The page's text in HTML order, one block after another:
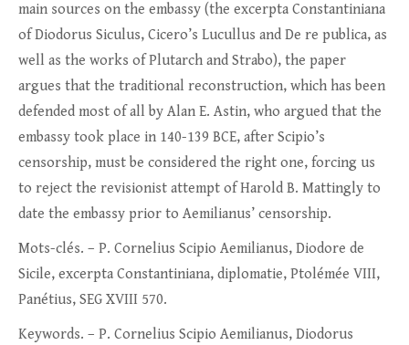
main sources on the embassy (the excerpta Constantiniana
of Diodorus Siculus, Cicero’s Lucullus and De re publica, as
well as the works of Plutarch and Strabo), the paper
argues that the traditional reconstruction, which has been
defended most of all by Alan E. Astin, who argued that the
embassy took place in 140-139 BCE, after Scipio’s
censorship, must be considered the right one, forcing us
to reject the revisionist attempt of Harold B. Mattingly to
date the embassy prior to Aemilianus’ censorship.
Mots-clés. – P. Cornelius Scipio Aemilianus, Diodore de
Sicile, excerpta Constantiniana, diplomatie, Ptolémée VIII,
Panétius, SEG XVIII 570.
Keywords. – P. Cornelius Scipio Aemilianus, Diodorus